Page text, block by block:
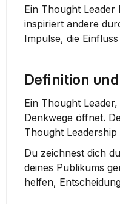
Ein Thought Leader
inspiriert andere
Impulse, die
Definition
Ein Thought
Denkwege öffnet.
Thought
Du zeichnest dich
deines Publikums
helfen,